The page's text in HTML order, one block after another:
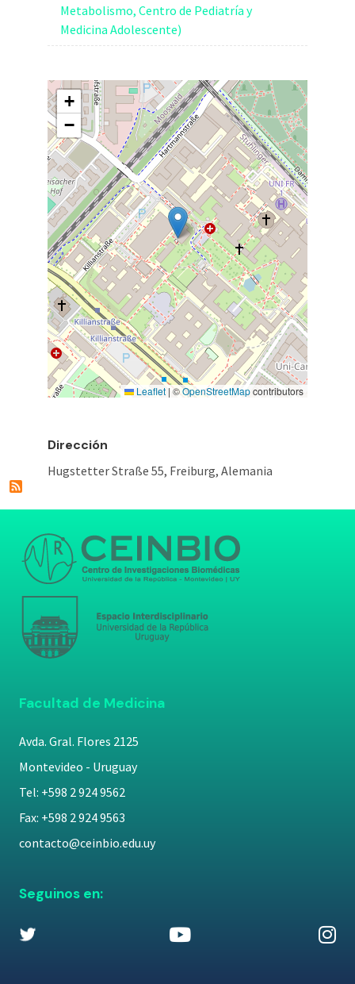
Metabolismo, Centro de Pediatría y
Medicina Adolescente)
+
−
Leaflet |©OpenStreetMapcontributors
Dirección
Hugstetter Straße 55, Freiburg, Alemania
Facultad de Medicina
Avda. Gral. Flores 2125
Montevideo - Uruguay
Tel: +598 2 924 9562
Fax: +598 2 924 9563
contacto@ceinbio.edu.uy
Seguinos en: